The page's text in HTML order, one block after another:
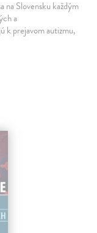
na Slovensku každým
a
k prejavom autizmu,